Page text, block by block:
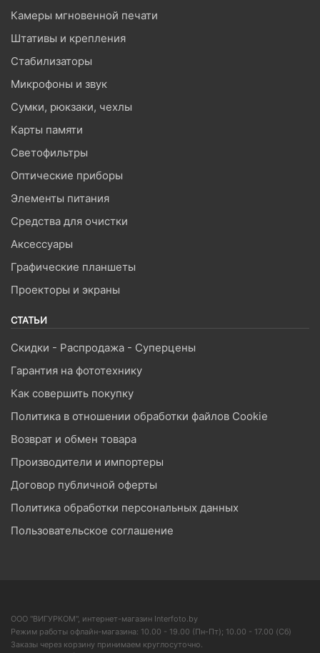
Камеры мгновенной печати
Штативы и крепления
Стабилизаторы
Микрофоны и звук
Сумки, рюкзаки, чехлы
Карты памяти
Светофильтры
Оптические приборы
Элементы питания
Средства для очистки
Аксессуары
Графические планшеты
Проекторы и экраны
СТАТЬИ
Скидки - Распродажа - Суперцены
Гарантия на фототехнику
Как совершить покупку
Политика в отношении обработки файлов Cookie
Возврат и обмен товара
Производители и импортеры
Договор публичной оферты
Политика обработки персональных данных
Пользовательское соглашение
ООО "ВИГУРКОМ", интернет-магазин Interfoto.by
Режим работы офлайн-магазина: 10.00 - 19.00 (Пн-Пт); 10.00 - 17.00 (Сб)
Заказы через корзину принимаем круглосуточно.